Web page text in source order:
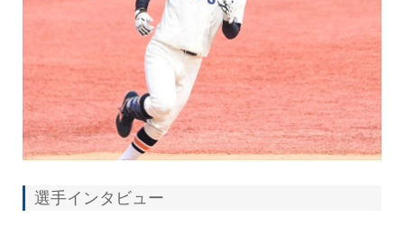
選手インタビュー